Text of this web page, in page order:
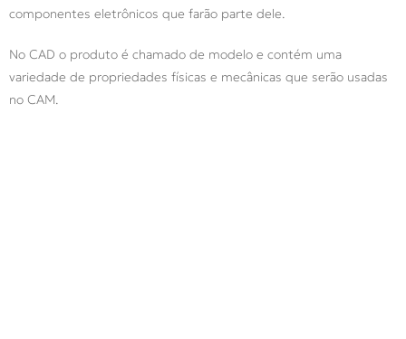
componentes eletrônicos que farão parte dele.
No CAD o produto é chamado de modelo e contém uma
variedade de propriedades físicas e mecânicas que serão usadas
no CAM.